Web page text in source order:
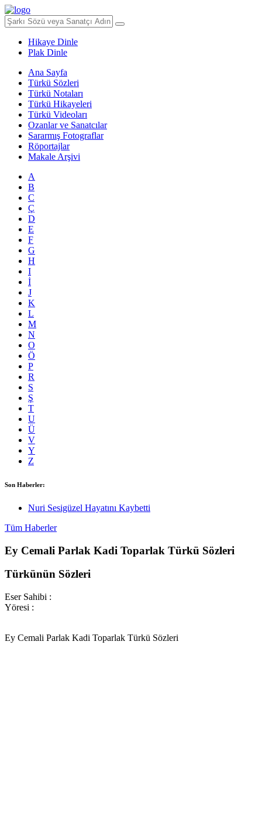
Hikaye Dinle
Plak Dinle
Ana Sayfa
Türkü Sözleri
Türkü Notaları
Türkü Hikayeleri
Türkü Videoları
Ozanlar ve Sanatcılar
Sararmış Fotograflar
Röportajlar
Makale Arşivi
A
B
C
Ç
D
E
F
G
H
I
İ
J
K
L
M
N
O
Ö
P
R
S
Ş
T
U
Ü
V
Y
Z
Son Haberler:
Nuri Sesigüzel Hayatını Kaybetti
Tüm Haberler
Ey Cemali Parlak Kadi Toparlak Türkü Sözleri
Türkünün Sözleri
Eser Sahibi :
Yöresi :
Ey Cemali Parlak Kadi Toparlak Türkü Sözleri